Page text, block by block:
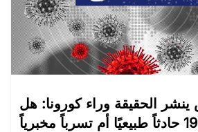
ينشر الحقيقة وراء كورونا: هل
كان كوفيد-19 حادثاً طبيعيًا أم تسرباً مخبرياً